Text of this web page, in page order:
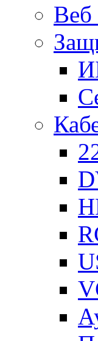
Веб